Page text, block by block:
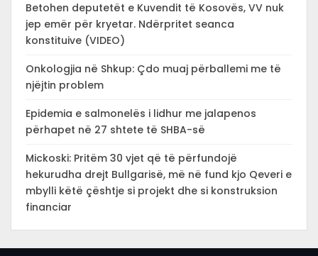
Betohen deputetët e Kuvendit të Kosovës, VV nuk
jep emër për kryetar. Ndërpritet seanca
konstituive (VIDEO)
Onkologjia në Shkup: Çdo muaj përballemi me të
njëjtin problem
Epidemia e salmonelës i lidhur me jalapenos
përhapet në 27 shtete të SHBA-së
Mickoski: Pritëm 30 vjet që të përfundojë
hekurudha drejt Bullgarisë, më në fund kjo Qeveri e
mbylli këtë çështje si projekt dhe si konstruksion
financiar